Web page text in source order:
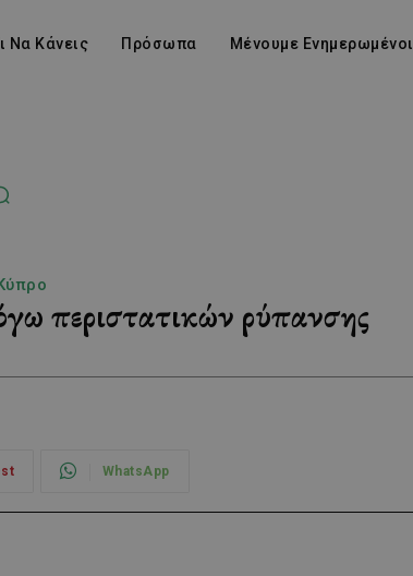
Να Κάνεις Πρόσωπα Μένουμε Ενημερωμένοι
περιστατικών ρύπανσης
WhatsApp